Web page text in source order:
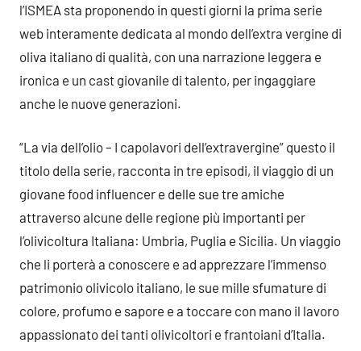
l’ISMEA sta proponendo in questi giorni la prima serie
web interamente dedicata al mondo dell’extra vergine di
oliva italiano di qualità, con una narrazione leggera e
ironica e un cast giovanile di talento, per ingaggiare
anche le nuove generazioni.
“La via dell’olio – I capolavori dell’extravergine” questo il
titolo della serie, racconta in tre episodi, il viaggio di un
giovane food influencer e delle sue tre amiche
attraverso alcune delle regione più importanti per
l’olivicoltura Italiana: Umbria, Puglia e Sicilia. Un viaggio
che li porterà a conoscere e ad apprezzare l’immenso
patrimonio olivicolo italiano, le sue mille sfumature di
colore, profumo e sapore e a toccare con mano il lavoro
appassionato dei tanti olivicoltori e frantoiani d’Italia.